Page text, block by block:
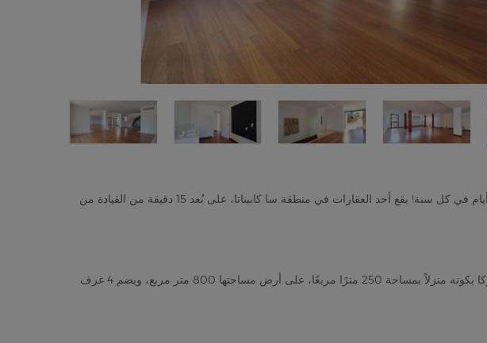
المناطق بطقس مشمس لما يزيد عن 310 أيام في كل سنة! يقع أحد العقارات في منطقة سا كابيناتا، على بُعد 15 دقيقة من القيادة من
يتميز العقار المعروض للبيع في مدينة مايوركا بكونه منزلاً بمساحة 250 مترًا مربعًا، على أرض مساحتها 800 متر مربع، ويضم 4 غرف